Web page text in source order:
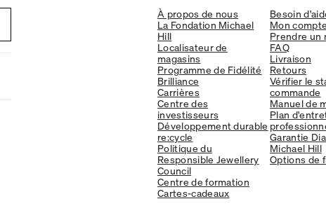
À propos de nous
La Fondation Michael
Hill
Localisateur de
magasins
Programme de Fidélité
Brilliance
Carrières
Centre des
investisseurs
Développement durable
re:cycle
Politique du
Responsible Jewellery
Council
Centre de formation
Cartes-cadeaux
Besoin
Mon compte
Prendre un
FAQ
Livraison
Retours
Vérifier le
commande
Manuel de
Plan
Garantie
Michael Hill
Options de